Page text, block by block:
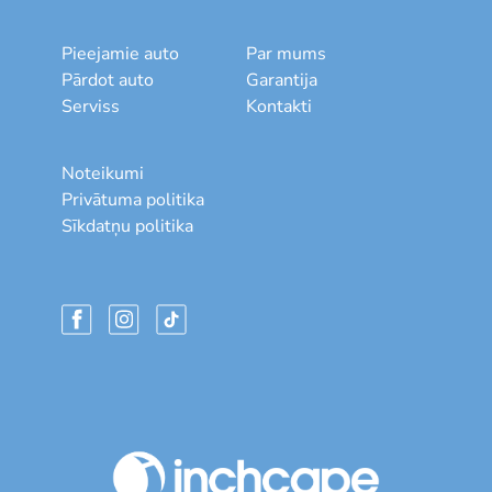
Pieejamie auto
Pārdot auto
Serviss
Par mums
Garantija
Kontakti
Noteikumi
Privātuma politika
Sīkdatņu politika